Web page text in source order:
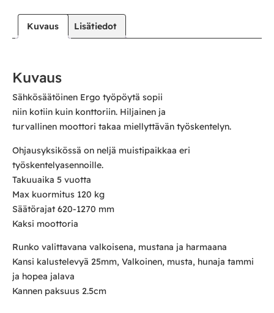
Kuvaus Lisätiedot
Kuvaus
Sähkösäätöinen Ergo työpöytä sopii
niin kotiin kuin konttoriin. Hiljainen ja
turvallinen moottori takaa miellyttävän työskentelyn.
Ohjausyksikössä on neljä muistipaikkaa eri
työskentelyasennoille.
Takuuaika 5 vuotta
Max kuormitus 120 kg
Säätörajat 620-1270 mm
Kaksi moottoria
Runko valittavana valkoisena, mustana ja harmaana
Kansi kalustelevyä 25mm, Valkoinen, musta, hunaja tammi
ja hopea jalava
Kannen paksuus 2.5cm